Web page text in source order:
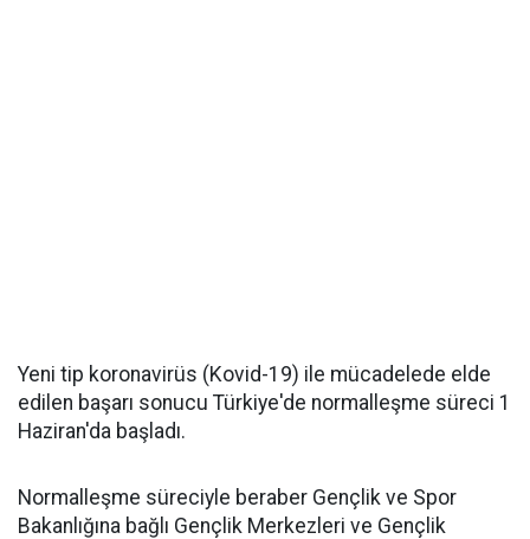
Yeni tip koronavirüs (Kovid-19) ile mücadelede elde
edilen başarı sonucu Türkiye'de normalleşme süreci 1
Haziran'da başladı.
Normalleşme süreciyle beraber Gençlik ve Spor
Bakanlığına bağlı Gençlik Merkezleri ve Gençlik